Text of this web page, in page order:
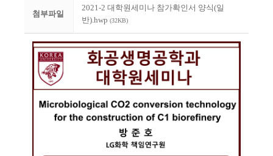
첨부파일
2021-2 대학원세미나 참가확인서 양식(일
반).hwp (32KB)